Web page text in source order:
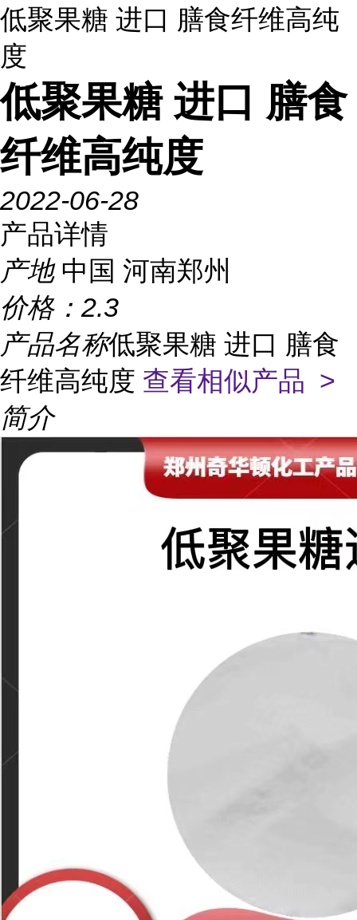
低聚果糖 进口 膳食纤维高纯
度
低聚果糖 进口 膳食
纤维高纯度
2022-06-28
产品详情
产地 中国 河南郑州
价格： 2.3
产品名称低聚果糖 进口 膳食
纤维高纯度 查看相似产品 >
简介